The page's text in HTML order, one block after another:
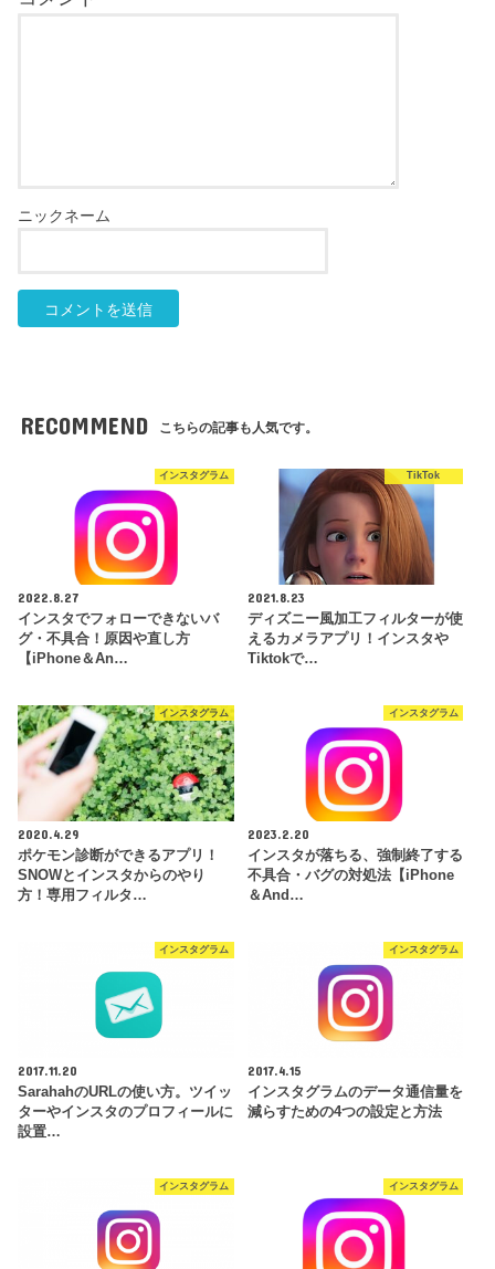
RECOMMEND こちらの記事も人気です。
インスタグラム
2022.8.27
インスタでフォローできないバ
グ・不具合！原因や直し方
【iPhone＆An…
TikTok
2021.8.23
ディズニー風加工フィルターが使
えるカメラアプリ！インスタや
Tiktokで…
インスタグラム
2020.4.29
ポケモン診断ができるアプリ！
SNOWとインスタからのやり
方！専用フィルタ…
インスタグラム
2023.2.20
インスタが落ちる、強制終了する
不具合・バグの対処法【iPhone
＆And…
インスタグラム
2017.11.20
SarahahのURLの使い方。ツイッ
ターやインスタのプロフィールに
設置…
インスタグラム
2017.4.15
インスタグラムのデータ通信量を
減らすための4つの設定と方法
インスタグラム インスタグラム